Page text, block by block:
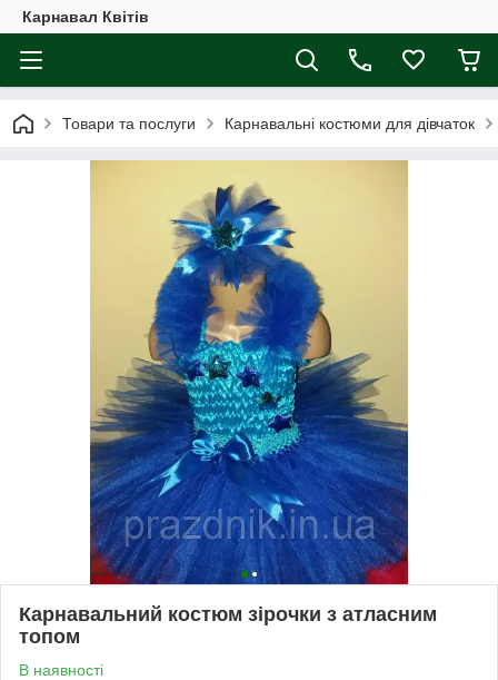
Карнавал Квітів
Товари та послуги Карнавальні костюми для дівчаток
Карнавальний костюм зірочки з атласним
топом
В наявності